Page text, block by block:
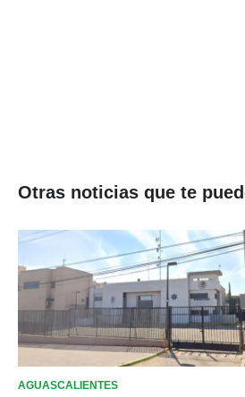
Otras noticias que te
AGUASCALIENTES